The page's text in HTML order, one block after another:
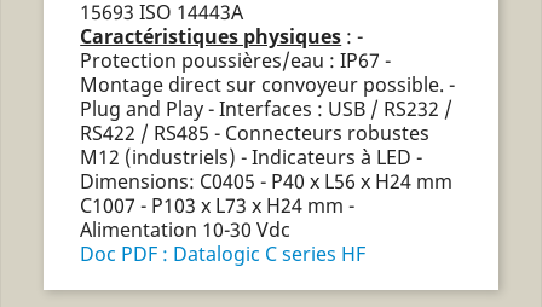
15693 ISO 14443A
Caractéristiques physiques : -
Protection poussières/eau : IP67 -
Montage direct sur convoyeur possible. -
Plug and Play - Interfaces : USB / RS232 /
RS422 / RS485 - Connecteurs robustes
M12 (industriels) - Indicateurs à LED -
Dimensions: C0405 - P40 x L56 x H24 mm
C1007 - P103 x L73 x H24 mm -
Alimentation 10-30 Vdc
Doc PDF : Datalogic C series HF